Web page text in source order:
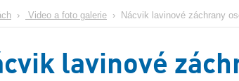
› Video a foto galerie › Nácvik lavinové záchrany
lavinové